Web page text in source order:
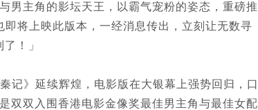
男主角的影坛天王，以霸气宠粉的姿态，重磅推
将上映此版本，一经消息传出，立刻让无数寻
了！」
》延续辉煌，电影版在大银幕上强势回归，口
双双入围香港电影金像奖最佳男主角与最佳女配